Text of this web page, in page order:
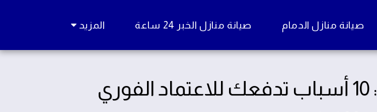
صيانة منازل الدمام صيانة منازل الخبر 24 ساعة المزيد